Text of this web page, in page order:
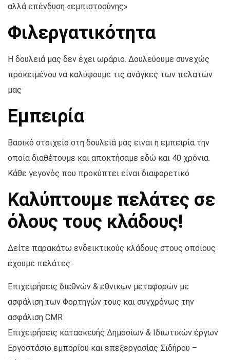
αλλά επένδυση «εμπιστοσύνης»
Φιλεργατικότητα
Η δουλειά μας δεν έχει ωράριο. Δουλεύουμε συνεχώς
προκειμένου να καλύψουμε τις ανάγκες των πελατών
μας
Εμπειρία
Βασικό στοιχείο στη δουλειά μας είναι η εμπειρία την
οποία διαθέτουμε και αποκτήσαμε εδώ και 40 χρόνια.
Κάθε γεγονός που προκύπτει είναι διαφορετικό
Καλύπτουμε πελάτες σε
όλους τους κλάδους!
Δείτε παρακάτω ενδεικτικούς κλάδους στους οποίους
έχουμε πελάτες:
Επιχειρήσεις διεθνών & εθνικών μεταφορών με
ασφάλιση των Φορτηγών τους και συγχρόνως την
ασφάλιση CMR
Επιχειρήσεις κατασκευής Δημοσίων & Ιδιωτικών έργων
Εργοστάσιο εμπορίου και επεξεργασίας Σιδήρου –